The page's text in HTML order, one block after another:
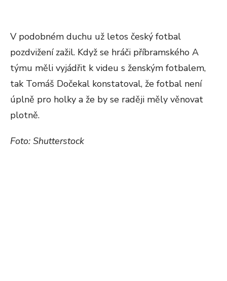
V podobném duchu už letos český fotbal
pozdvižení zažil. Když se hráči příbramského A
týmu měli vyjádřit k videu s ženským fotbalem,
tak Tomáš Dočekal konstatoval, že fotbal není
úplně pro holky a že by se raději měly věnovat
plotně.
Foto: Shutterstock